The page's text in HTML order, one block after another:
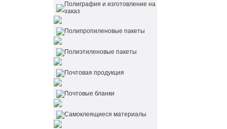
Полиграфия и изготовление на
заказ
Полипропиленовые пакеты
Полиэтиленовые пакеты
Почтовая продукция
Почтовые бланки
Самоклеящиеся материалы